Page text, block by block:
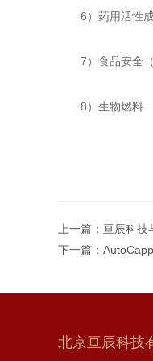
6）药用活性成
7）食品安全（
8）生物燃料
上一篇： 亘辰科技
下一篇：
北京亘辰科技